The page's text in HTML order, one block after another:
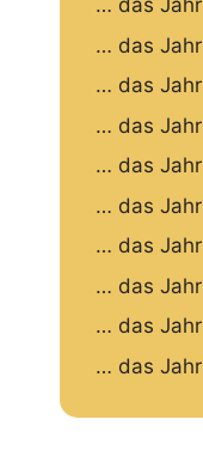
… das Jahr
… das Jahr
… das Jahr
… das Jahr
… das Jahr
… das Jahr
… das Jahr
… das Jahr
… das Jahr
… das Jahr